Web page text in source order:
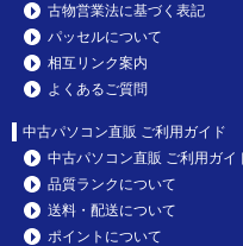
古物営業法に基づく表記
パッセルについて
相互リンク案内
よくあるご質問
中古パソコン直販 ご利用ガイド
中古パソコン直販 ご利用ガイ
品質ランクについて
送料・配送について
ポイントについて